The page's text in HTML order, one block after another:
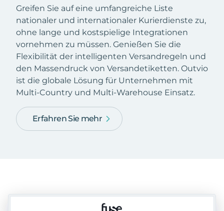
Greifen Sie auf eine umfangreiche Liste
nationaler und internationaler Kurierdienste zu,
ohne lange und kostspielige Integrationen
vornehmen zu müssen. Genießen Sie die
Flexibilität der intelligenten Versandregeln und
den Massendruck von Versandetiketten. Outvio
ist die globale Lösung für Unternehmen mit
Multi-Country und Multi-Warehouse Einsatz.
Erfahren Sie mehr